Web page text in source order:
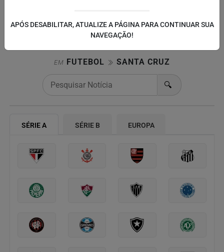
EM FUTEBOL SANTA CRUZ
🔍
SÉRIE A SÉRIE B EUROPA
APÓS DESABILITAR, ATUALIZE A PÁGINA PARA CONTINUAR SUA
NAVEGAÇÃO!